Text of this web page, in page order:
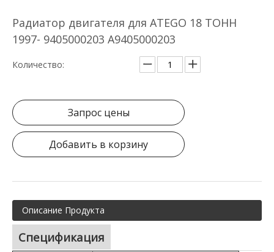
Радиатор двигателя для ATEGO 18 ТОНН
1997- 9405000203 A9405000203
Количество:
Запрос цены
Добавить в корзину
Описание Продукта
Спецификация